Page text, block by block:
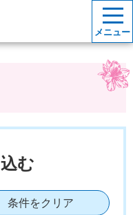
メニュー
む
条件をクリア